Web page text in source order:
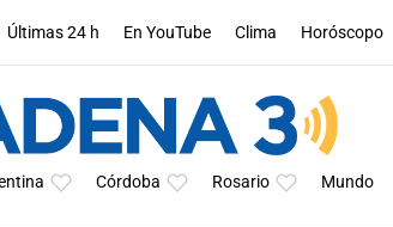
Últimas 24 h En YouTube Clima Horóscopo
Córdoba Rosario Mundo